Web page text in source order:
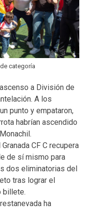
categoría
a División de
A los
punto y empataron,
habrían ascendido
CF C recupera
de sí mismo para
dos eliminatorias del
tras lograr el
billete.
ha